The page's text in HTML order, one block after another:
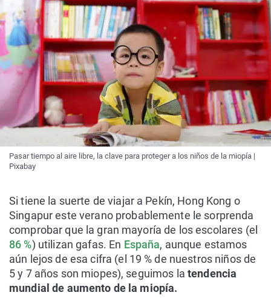
Pasar tiempo al aire libre, la clave para proteger a los niños de la miopía |
Pixabay
Si tiene la suerte de viajar a Pekín, Hong Kong o
Singapur este verano probablemente le sorprenda
comprobar que la gran mayoría de los escolares (el
86 %) utilizan gafas. En España, aunque estamos
aún lejos de esa cifra (el 19 % de nuestros niños de
5 y 7 años son miopes), seguimos latendencia
mundial de aumento de la miopía.